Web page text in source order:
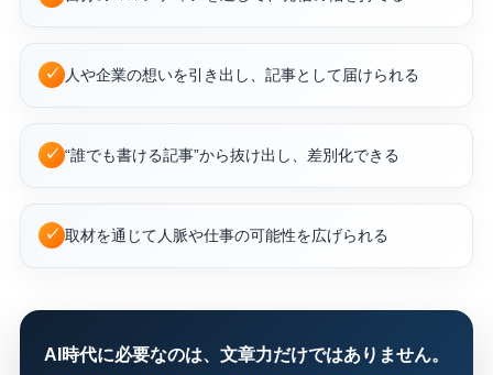
✓ 人や企業の想いを引き出し、記事として届けられる
✓ “誰でも書ける記事”から抜け出し、差別化できる
✓ 取材を通じて人脈や仕事の可能性を広げられる
AI時代に必要なのは、文章力だけではありません。